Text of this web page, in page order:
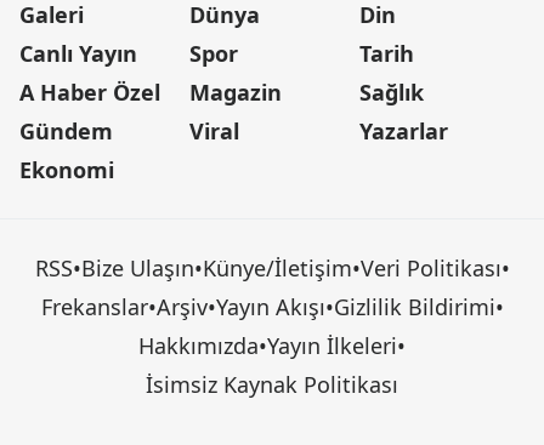
Galeri
Canlı Yayın
A Haber Özel
Gündem
Ekonomi
Dünya
Spor
Magazin
Viral
Din
Tarih
Sağlık
Yazarlar
RSS•Bize Ulaşın•Künye/İletişim•Veri Politikası•
Frekanslar•Arşiv•Yayın Akışı•Gizlilik Bildirimi•
Hakkımızda•Yayın İlkeleri•
İsimsiz Kaynak Politikası